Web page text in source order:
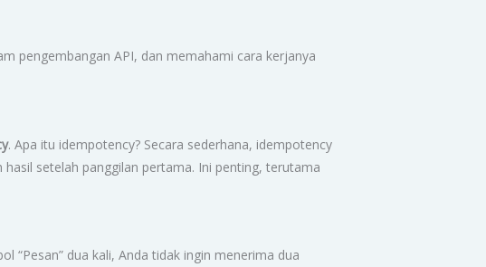
pengembangan API, dan memahami cara kerjanya
. Apa itu idempotency? Secara sederhana, idempotency
setelah panggilan pertama. Ini penting, terutama
“Pesan” dua kali, Anda tidak ingin menerima dua